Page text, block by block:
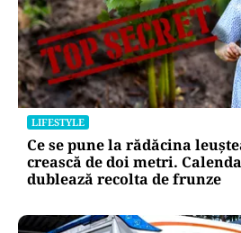
LIFESTYLE
Ce se pune la rădăcina
crească de doi metri.
dublează recolta de frunze